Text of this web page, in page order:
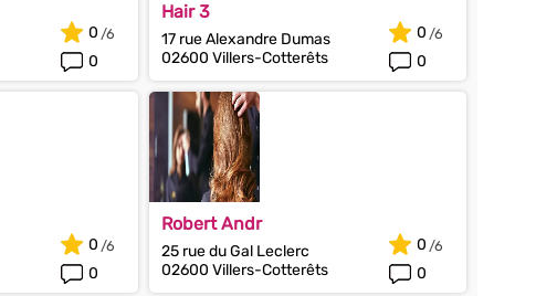
0
0
Hair 3
17 rue Alexandre Dumas
02600 Villers-Cotterêts
0
0
0
0
Robert Andr
25 rue du Gal Leclerc
02600 Villers-Cotterêts
0
0